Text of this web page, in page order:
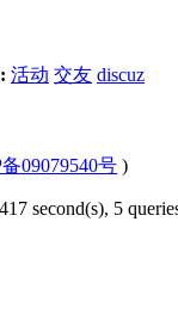
活动 交友 discuz
09079540号 )
second(s), 5